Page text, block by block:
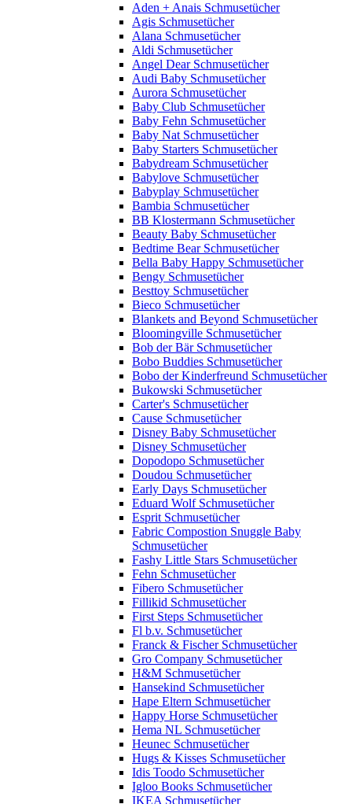
Aden + Anais Schmusetücher
Agis Schmusetücher
Alana Schmusetücher
Aldi Schmusetücher
Angel Dear Schmusetücher
Audi Baby Schmusetücher
Aurora Schmusetücher
Baby Club Schmusetücher
Baby Fehn Schmusetücher
Baby Nat Schmusetücher
Baby Starters Schmusetücher
Babydream Schmusetücher
Babylove Schmusetücher
Babyplay Schmusetücher
Bambia Schmusetücher
BB Klostermann Schmusetücher
Beauty Baby Schmusetücher
Bedtime Bear Schmusetücher
Bella Baby Happy Schmusetücher
Bengy Schmusetücher
Besttoy Schmusetücher
Bieco Schmusetücher
Blankets and Beyond Schmusetücher
Bloomingville Schmusetücher
Bob der Bär Schmusetücher
Bobo Buddies Schmusetücher
Bobo der Kinderfreund Schmusetücher
Bukowski Schmusetücher
Carter's Schmusetücher
Cause Schmusetücher
Disney Baby Schmusetücher
Disney Schmusetücher
Dopodopo Schmusetücher
Doudou Schmusetücher
Early Days Schmusetücher
Eduard Wolf Schmusetücher
Esprit Schmusetücher
Fabric Compostion Snuggle Baby
Schmusetücher
Fashy Little Stars Schmusetücher
Fehn Schmusetücher
Fibero Schmusetücher
Fillikid Schmusetücher
First Steps Schmusetücher
Fl b.v. Schmusetücher
Franck & Fischer Schmusetücher
Gro Company Schmusetücher
H&M Schmusetücher
Hansekind Schmusetücher
Hape Eltern Schmusetücher
Happy Horse Schmusetücher
Hema NL Schmusetücher
Heunec Schmusetücher
Hugs & Kisses Schmusetücher
Idis Toodo Schmusetücher
Igloo Books Schmusetücher
IKEA Schmusetücher